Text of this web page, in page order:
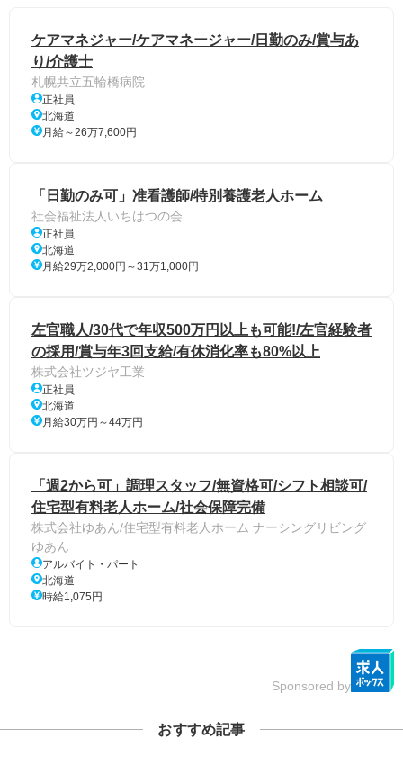
ケアマネジャー/ケアマネージャー/日勤のみ/賞与あ
り/介護士
札幌共立五輪橋病院
正社員
北海道
月給～26万7,600円
「日勤のみ可」准看護師/特別養護老人ホーム
社会福祉法人いちはつの会
正社員
北海道
月給29万2,000円～31万1,000円
左官職人/30代で年収500万円以上も可能!/左官経験者
の採用/賞与年3回支給/有休消化率も80%以上
株式会社ツジヤ工業
正社員
北海道
月給30万円～44万円
「週2から可」調理スタッフ/無資格可/シフト相談可/
住宅型有料老人ホーム/社会保障完備
株式会社ゆあん/住宅型有料老人ホーム ナーシングリビング
ゆあん
アルバイト・パート
北海道
時給1,075円
Sponsored by
おすすめ記事